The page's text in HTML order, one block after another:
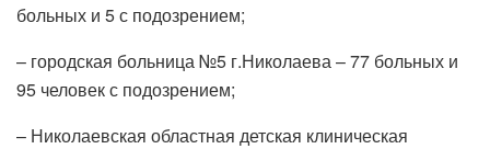
больных и 5 с подозрением;
– городская больница №5 г.Николаева – 77 больных и
95 человек с подозрением;
– Николаевская областная детская клиническая